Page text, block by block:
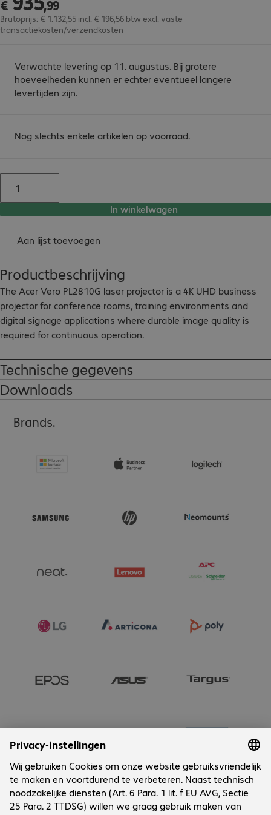
€ ,99
Brutoprijs: € 1.132,55 incl. € 196,56 btw excl. vaste
transactiekosten/verzendkosten
Verwachte levering op 11. augustus. Bij grotere
hoeveelheden kunnen er echter eventueel langere
levertijden zijn.
Nog slechts enkele artikelen op voorraad.
In winkelwagen
Aan lijst toevoegen
Productbeschrijving
The Acer Vero PL2810G laser projector is a 4K UHD business
projector for conference rooms, training environments and
digital signage applications where durable image quality is
required for continuous operation.
With modern DLP technology and a laser light source, it
supports detailed presentations, video content and 3D
material in professional working environments.
operation and predictable operating costs
- DLP 3D Ready and HDR-compatible for impactful
visualisations, for example in training rooms, exhibitions or
- Integrated 10 W speaker as well as HDMI, USB Type A, RS232
projector in standby mode for approximately 30 minutes every
seven days.
Choose the Acer Vero PL2810G laser projector if you are
looking for a durable 4K business projector for demanding
Technische gegevens
Downloads
Brands.